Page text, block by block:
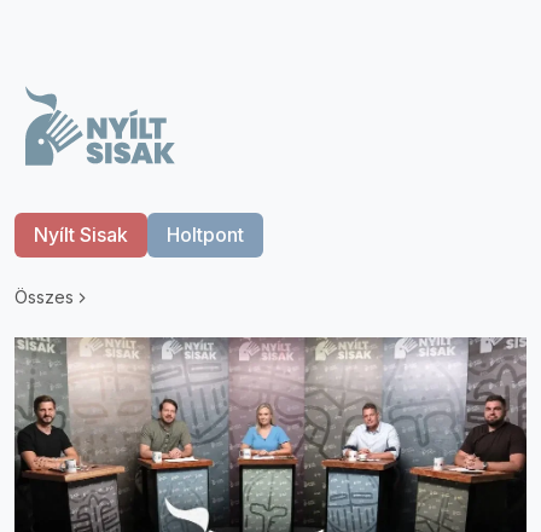
Nyílt Sisak Holtpont
Összes